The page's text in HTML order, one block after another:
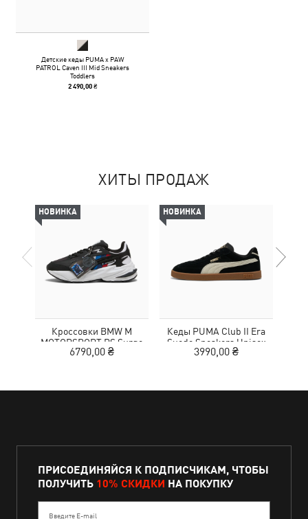
Детские кеды PUMA x PAW
PATROL Caven III Mid Sneakers
Toddlers
2 490,00 ₴
ХИТЫ ПРОДАЖ
НОВИНКА
Кроссовки BMW M
MOTORSPORT RS Surge
Sneakers Unisex
6790,00 ₴
НОВИНКА
Кеды PUMA Club II Era
Suede Sneakers Unisex
3990,00 ₴
ПРИСОЕДИНЯЙСЯ К ПОДПИСЧИКАМ, ЧТОБЫ
ПОЛУЧИТЬ 10% СКИДКИ НА ПОКУПКУ
Введите E-mail